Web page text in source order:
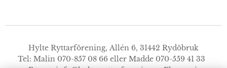
Hylte Ryttarförening, Allén 6, 31442 Rydöbruk
Tel: Malin 070-857 08 66 eller Madde 070-559 41 33